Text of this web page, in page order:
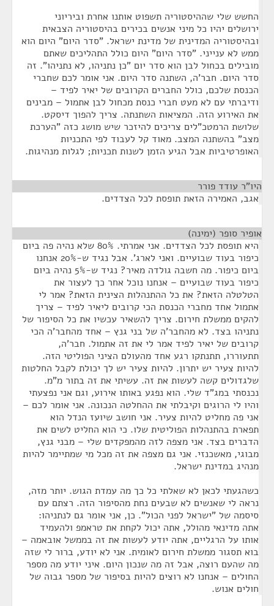
החשש שלי שההיסטוריה תשפוט אותנו אחרת וביריוני
ירושלים יהיו כל מיני אנשים בכירים בהיסטוריה הצבאית
ובהיסטוריה המדינית של מדינת ישראל. "סדר היום" היום הוא
ממש לא ענייני. "סדר היום" היום כולל התהליכים שאתם
מובילים בכחול לבן הוא סדר יום "כן נתניהו, לא נתניהו". זה
סדר היום. חבר'ה, השתנה סדר היום. אני אומר לכם שחברי
הכנסת שלכם, כולל החברים הקרובים של יאיר לפיד –
ודיברתי עם לא מעט חברי כנסת מכחול לבן אתמול – מבינים
את האירוע הזה. המציאות השתנתה. צריך להפוך דיסקט.
שלושת הרמטכ"לים צריכים להיזכר שיש מושג כזה "הערכת
מצב" בהשתנה המצב. מאוד קל לעבוד לפי התכניות
האופרטיביות אבל הגיע הזמן לשנות תכניות; לגלות מנהיגות.
היו"ר עודד פורר
אגב, האמירה הזאת תופסת לכל הצדדים.
אופיר סופר (ימינה)
היא תופסת לכל הצדדים. אני אמרתי. 80% שלא נהיה פה ביום
כיפור בעוד שבועיים. ואני לארג'. אבל נגיד ש-20% אנחנו
ביום כיפור. מה חשבה גולדה מאיר? נגיד ש-5% נהיה ביום
כיפור בעוד שבועיים – אנחנו נוכל אחר כך לעצור את
הטלטלה הזאת? את כל ההתנהלות הצינית הזאת? אמר לי
אתמול אחד מחברי הכנסת הכי קרובים ליאיר לפיד – צריך
להקים ממשלת חירום. צריך להשאיר עכשיו את כל הסיפור של
נתניהו בצד. לא מהחבר'ה של בני גנץ – אחד מהחבר'ה הכי
קרובים של יאיר לפיד אמר לי את זה אתמול. חבר'ה,
תתעוררו, תתנתקו רגע אחד מהעולם הציני הפוליטי הזה.
להיות צעיר יש יתרון. להיות צעיר יש לך יכולת לקבל החלטות
שלגדולים קשה לעשות את זה. עשיתי את זה בתור מ"מ.
נכנסתי במג"ד שלי. הוא נפגע באותו אירוע, וגם אני נפצעתי
והיו לי הרוגים וקיבלתי את ההחלטה הנכונה. אני אומר לכם –
אני פה מחליט להיות צעיר. אני חושב שיועז הנדל הוא
תפארת בהתנהלות הפוליטית שלו. כי הוא החליט לשים את
הדברים בצד. אני מצפה לזה מהמפקדים שלי – מבני גנץ,
מבוגי, מאשכנזי. אני גם מצפה את זה מכל מי שמתיימר להיות
מנהיג במדינת ישראל.
כשהגעתי לכאן לא שאלתי כל כך מה עמדת הגוש. יותר מזה,
נראה לי שאנשים לא שבעים נחת מהסיפור הזה. רצתם עם
סיסמה של "ישראל לפני הכול". כן, אני אומר גם לנתניהו:
אתה מדינאי מהולל, אתה יכול לקחת את טראמפ ולהעמיד
אותו על הרגליים, אתה יודע לעשות את זה בממשל אובאמה –
בוא תסגור ממשלת חירום לאומית. אני לא יודע, ברור לי שזה
מה שהעם רוצה, אבל זה מה שנכון היום. איני יודע מה מספר
החולים – אנחנו לא רוצים להיות בסיפור של מספר גבוה של
חולים אנוש.